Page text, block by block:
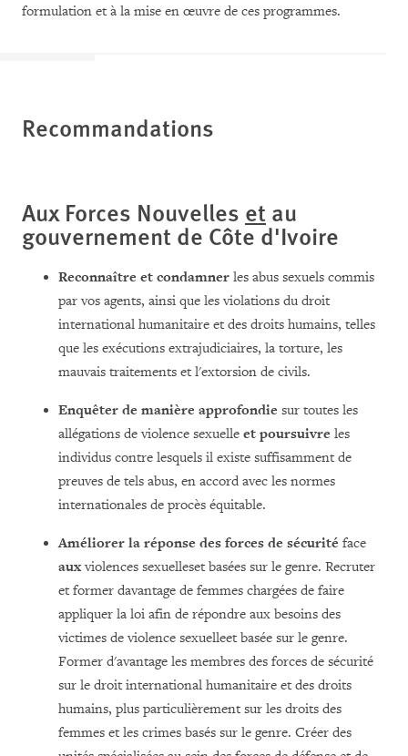
formulation et à la mise en œuvre de ces programmes.
Recommandations
Aux Forces Nouvelles et au
gouvernement de Côte d'Ivoire
Reconnaître et condamner les abus sexuels commis
par vos agents, ainsi que les violations du droit
international humanitaire et des droits humains, telles
que les exécutions extrajudiciaires, la torture, les
mauvais traitements et l'extorsion de civils.
Enquêter de manière approfondie sur toutes les
allégations de violence sexuelle et poursuivre les
individus contre lesquels il existe suffisamment de
preuves de tels abus, en accord avec les normes
internationales de procès équitable.
Améliorer la réponse des forces de sécurité face
auxviolences sexuelleset basées sur le genre. Recruter
et former davantage de femmes chargées de faire
appliquer la loi afin de répondre aux besoins des
victimes de violence sexuelleet basée sur le genre.
Former d'avantage les membres des forces de sécurité
sur le droit international humanitaire et des droits
humains, plus particulièrement sur les droits des
femmes et les crimes basés sur le genre. Créer des